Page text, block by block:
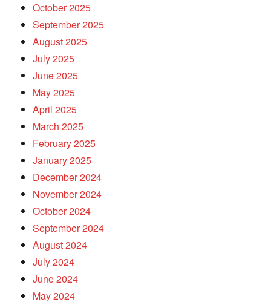
October 2025
September 2025
August 2025
July 2025
June 2025
May 2025
April 2025
March 2025
February 2025
January 2025
December 2024
November 2024
October 2024
September 2024
August 2024
July 2024
June 2024
May 2024